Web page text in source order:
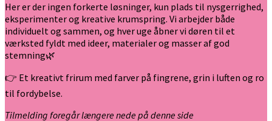
Her er der ingen forkerte løsninger, kun plads til nysgerrighed,
eksperimenter og kreative krumspring. Vi arbejder både
individuelt og sammen, og hver uge åbner vi døren til et
værksted fyldt med ideer, materialer og masser af god
stemning🌿
👉 Et kreativt frirum med farver på fingrene, grin i luften og ro
til fordybelse.
Tilmelding foregår længere nede på denne side